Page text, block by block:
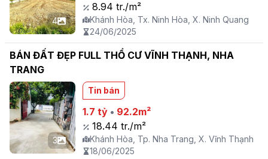
4
8.94 tr./m²
Khánh Hòa, Tx. Ninh Hòa, X. Ninh Quang
24/06/2025
BÁN ĐẤT ĐẸP FULL THỔ CƯ VĨNH THẠNH, NHA
TRANG
3
Tin bán
1.7 tỷ • 92.2m²
18.44 tr./m²
Khánh Hòa, Tp. Nha Trang, X. Vĩnh Thạnh
18/06/2025